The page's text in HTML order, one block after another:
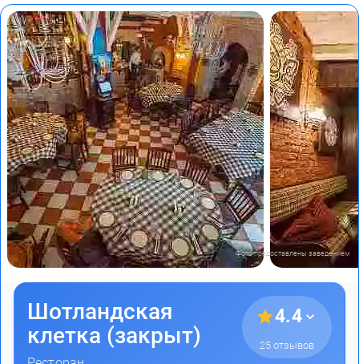
Фото предоставлены заведением
Шотландская
клетка (закрыт)
4.4
25 отзывов